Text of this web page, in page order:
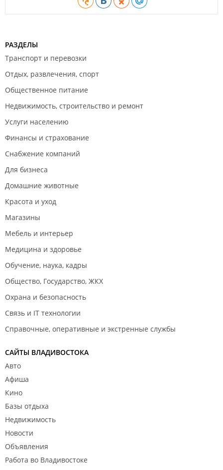
РАЗДЕЛЫ
Транспорт и перевозки
Отдых, развлечения, спорт
Общественное питание
Недвижимость, строительство и ремонт
Услуги населению
Финансы и страхование
Снабжение компаний
Для бизнеса
Домашние животные
Красота и уход
Магазины
Мебель и интерьер
Медицина и здоровье
Обучение, наука, кадры
Общество, Государство, ЖКХ
Охрана и безопасность
Связь и IT технологии
Справочные, оперативные и экстренные службы
САЙТЫ ВЛАДИВОСТОКА
Авто
Афиша
Кино
Базы отдыха
Недвижимость
Новости
Объявления
Работа во Владивостоке